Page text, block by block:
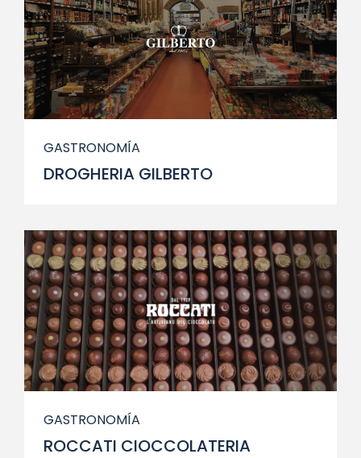
GASTRONOMÍA
DROGHERIA GILBERTO
GASTRONOMÍA
ROCCATI CIOCCOLATERIA